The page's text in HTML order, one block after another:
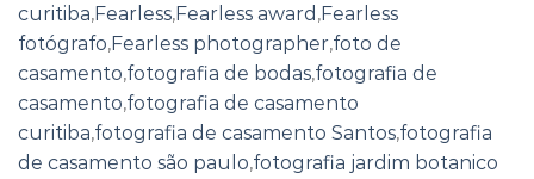
curitiba,Fearless,Fearless award ,Fearless
fotógrafo,Fearless photographer,foto de
casamento,fotografia de bodas,fotografia de
casamento,fotografia de casamento
curitiba,fotografia de casamento Santos,fotografia
de casamento são paulo,fotografia jardim botanico